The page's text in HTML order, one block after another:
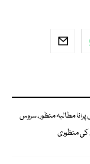
مطالبہ منظور، سروس
کی منظوری